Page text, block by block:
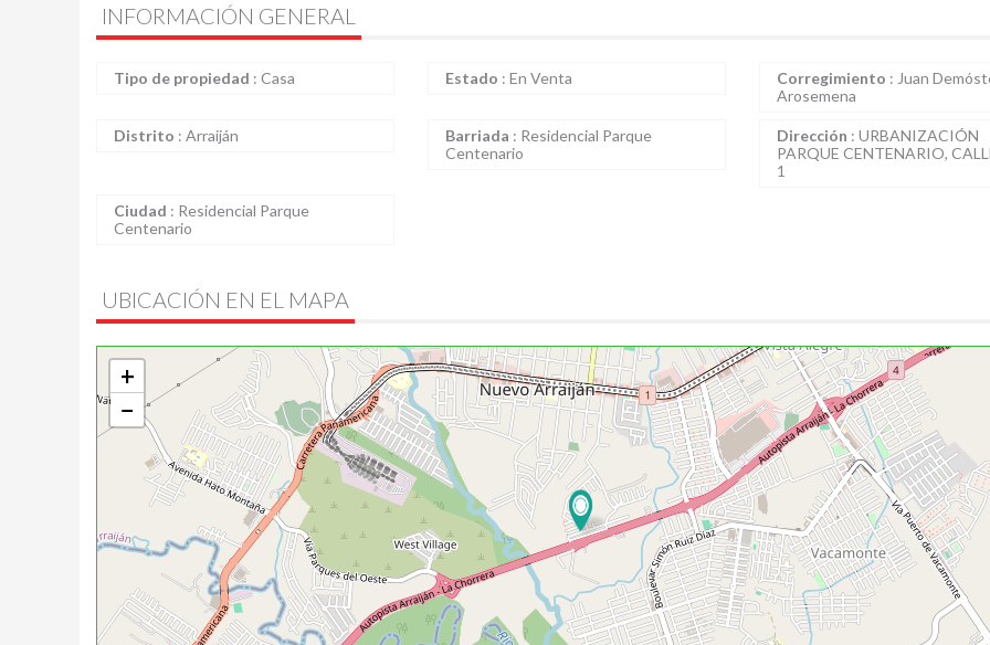
INFORMACIÓN GENERAL
Tipo de propiedad : Casa Estado : En Venta Corregimiento : Juan
Arosemena
Distrito : Arraiján Barriada : Residencial Parque
Centenario
Dirección : URBANIZACIÓN
PARQUE CENTENARIO,
1
Ciudad : Residencial Parque
Centenario
UBICACIÓN EN EL MAPA
+
−